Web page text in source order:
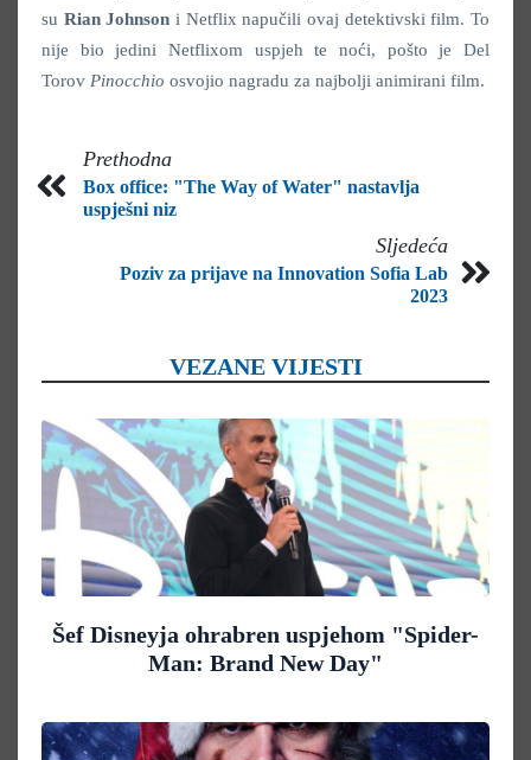
su Rian Johnsoni Netflix napučili ovaj detektivski film. To
nije bio jedini Netflixom uspjeh te noći, pošto je Del
Torov Pinocchio osvojio nagradu za najbolji animirani film.
Prethodna
Box office: "The Way of Water" nastavlja
uspješni niz
Sljedeća
Poziv za prijave na Innovation Sofia Lab
2023
VEZANE VIJESTI
Šef Disneyja ohrabren uspjehom "Spider-
Man: Brand New Day"